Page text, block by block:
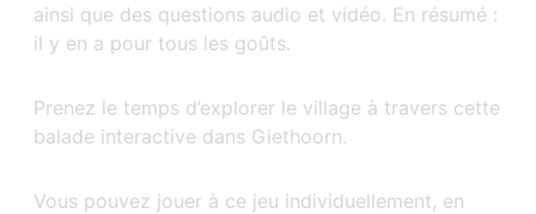
ainsi que des questions audio et vidéo. En résumé :
il y en a pour tous les goûts.
Prenez le temps d’explorer le village à travers cette
balade interactive dans Giethoorn.
Vous pouvez jouer à ce jeu individuellement, en